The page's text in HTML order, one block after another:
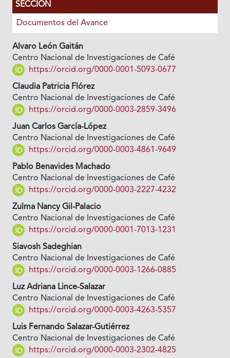
SECCIÓN
Documentos del Avance
Alvaro León Gaitán
Centro Nacional de Investigaciones de Café
https://orcid.org/0000-0001-5093-0677
Claudia Patricia Flórez
Centro Nacional de Investigaciones de Café
https://orcid.org/0000-0003-2859-3496
Juan Carlos García-López
Centro Nacional de Investigaciones de Café
https://orcid.org/0000-0003-4861-9649
Pablo Benavides Machado
Centro Nacional de Investigaciones de Café
https://orcid.org/0000-0003-2227-4232
Zulma Nancy Gil-Palacio
Centro Nacional de Investigaciones de Café
https://orcid.org/0000-0001-7013-1231
Siavosh Sadeghian
Centro Nacional de Investigaciones de Café
https://orcid.org/0000-0003-1266-0885
Luz Adriana Lince-Salazar
Centro Nacional de Investigaciones de Café
https://orcid.org/0000-0003-4263-5357
Luis Fernando Salazar-Gutiérrez
Centro Nacional de Investigaciones de Café
https://orcid.org/0000-0003-2302-4825